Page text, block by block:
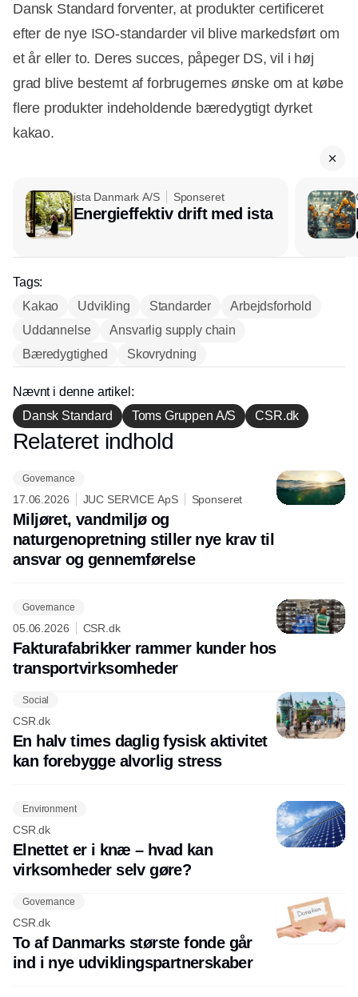
Dansk Standard forventer, at produkter certificeret
efter de nye ISO-standarder vil blive markedsført om
et år eller to. Deres succes, påpeger DS, vil i høj
grad blive bestemt af forbrugernes ønske om at købe
flere produkter indeholdende bæredygtigt dyrket
kakao.
ista Danmark A/S Sponseret
Energieffektiv drift med ista
Tags:
Kakao
Udvikling Standarder
Arbejdsforhold
Uddannelse
Ansvarlig supply chain
Bæredygtighed
Skovrydning
Nævnt i denne artikel:
Dansk Standard
Toms Gruppen A/S CSR.dk
Annonce
Relateret indhold
Governance
17.06.2026 JUC SERVICE ApS Sponseret
Miljøret, vandmiljø og
naturgenopretning stiller nye krav til
ansvar og gennemførelse
Governance
05.06.2026 CSR.dk
Fakturafabrikker rammer kunder hos
transportvirksomheder
Social
CSR.dk
En halv times daglig fysisk aktivitet
kan forebygge alvorlig stress
Environment
CSR.dk
Elnettet er i knæ – hvad kan
virksomheder selv gøre?
Governance
CSR.dk
To af Danmarks største fonde går
ind i nye udviklingspartnerskaber